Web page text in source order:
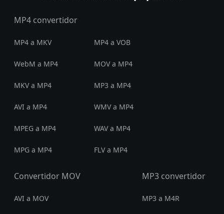
MP4 convertidor
MP4 a MKV MP4 a VOB
WebM a MP4 MOV a MP4
MKV a MP4 MP3 a MP4
AVI a MP4 WMV a MP4
MPEG a MP4 WAV a MP4
MPG a MP4 FLV a MP4
Convertidor MOV
AVI a MOV
MP3 convertidor
MP3 a M4R